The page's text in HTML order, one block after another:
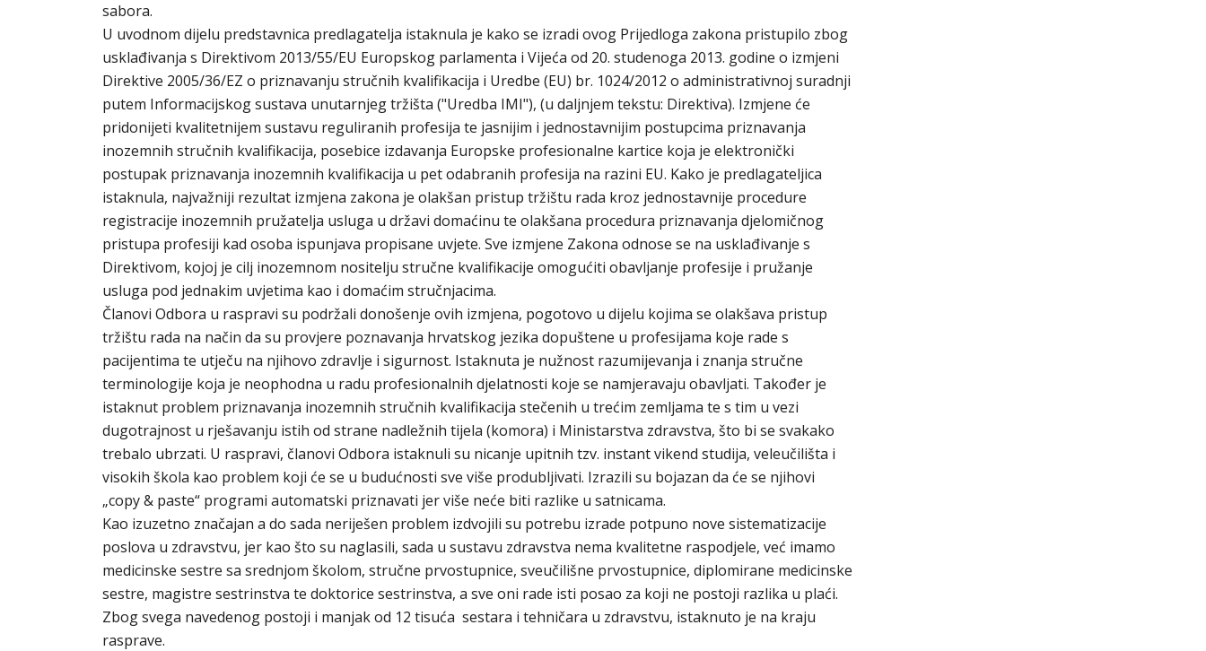
sabora.
U uvodnom dijelu predstavnica predlagatelja istaknula je kako se izradi ovog Prijedloga zakona pristupilo zbog
usklađivanja s Direktivom 2013/55/EU Europskog parlamenta i Vijeća od 20. studenoga 2013. godine o izmjeni
Direktive 2005/36/EZ o priznavanju stručnih kvalifikacija i Uredbe (EU) br. 1024/2012 o administrativnoj suradnji
putem Informacijskog sustava unutarnjeg tržišta ("Uredba IMI"), (u daljnjem tekstu: Direktiva). Izmjene će
pridonijeti kvalitetnijem sustavu reguliranih profesija te jasnijim i jednostavnijim postupcima priznavanja
inozemnih stručnih kvalifikacija, posebice izdavanja Europske profesionalne kartice koja je elektronički
postupak priznavanja inozemnih kvalifikacija u pet odabranih profesija na razini EU. Kako je predlagateljica
istaknula, najvažniji rezultat izmjena zakona je olakšan pristup tržištu rada kroz jednostavnije procedure
registracije inozemnih pružatelja usluga u državi domaćinu te olakšana procedura priznavanja djelomičnog
pristupa profesiji kad osoba ispunjava propisane uvjete. Sve izmjene Zakona odnose se na usklađivanje s
Direktivom, kojoj je cilj inozemnom nositelju stručne kvalifikacije omogućiti obavljanje profesije i pružanje
usluga pod jednakim uvjetima kao i domaćim stručnjacima.
Članovi Odbora u raspravi su podržali donošenje ovih izmjena, pogotovo u dijelu kojima se olakšava pristup
tržištu rada na način da su provjere poznavanja hrvatskog jezika dopuštene u profesijama koje rade s
pacijentima te utječu na njihovo zdravlje i sigurnost. Istaknuta je nužnost razumijevanja i znanja stručne
terminologije koja je neophodna u radu profesionalnih djelatnosti koje se namjeravaju obavljati. Također je
istaknut problem priznavanja inozemnih stručnih kvalifikacija stečenih u trećim zemljama te s tim u vezi
dugotrajnost u rješavanju istih od strane nadležnih tijela (komora) i Ministarstva zdravstva, što bi se svakako
trebalo ubrzati. U raspravi, članovi Odbora istaknuli su nicanje upitnih tzv. instant vikend studija, veleučilišta i
visokih škola kao problem koji će se u budućnosti sve više produbljivati. Izrazili su bojazan da će se njihovi
„copy & paste“ programi automatski priznavati jer više neće biti razlike u satnicama.
Kao izuzetno značajan a do sada neriješen problem izdvojili su potrebu izrade potpuno nove sistematizacije
poslova u zdravstvu, jer kao što su naglasili, sada u sustavu zdravstva nema kvalitetne raspodjele, već imamo
medicinske sestre sa srednjom školom, stručne prvostupnice, sveučilišne prvostupnice, diplomirane medicinske
sestre, magistre sestrinstva te doktorice sestrinstva, a sve oni rade isti posao za koji ne postoji razlika u plaći.
Zbog svega navedenog postoji i manjak od 12 tisuća sestara i tehničara u zdravstvu, istaknuto je na kraju
rasprave.